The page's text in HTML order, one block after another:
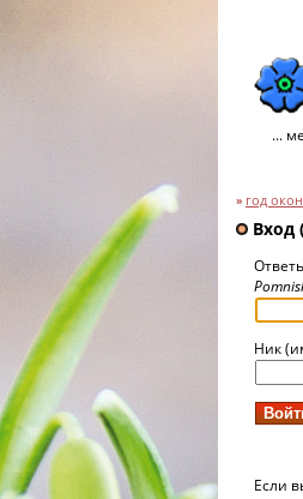
...
» год
Вход
Ник
Если